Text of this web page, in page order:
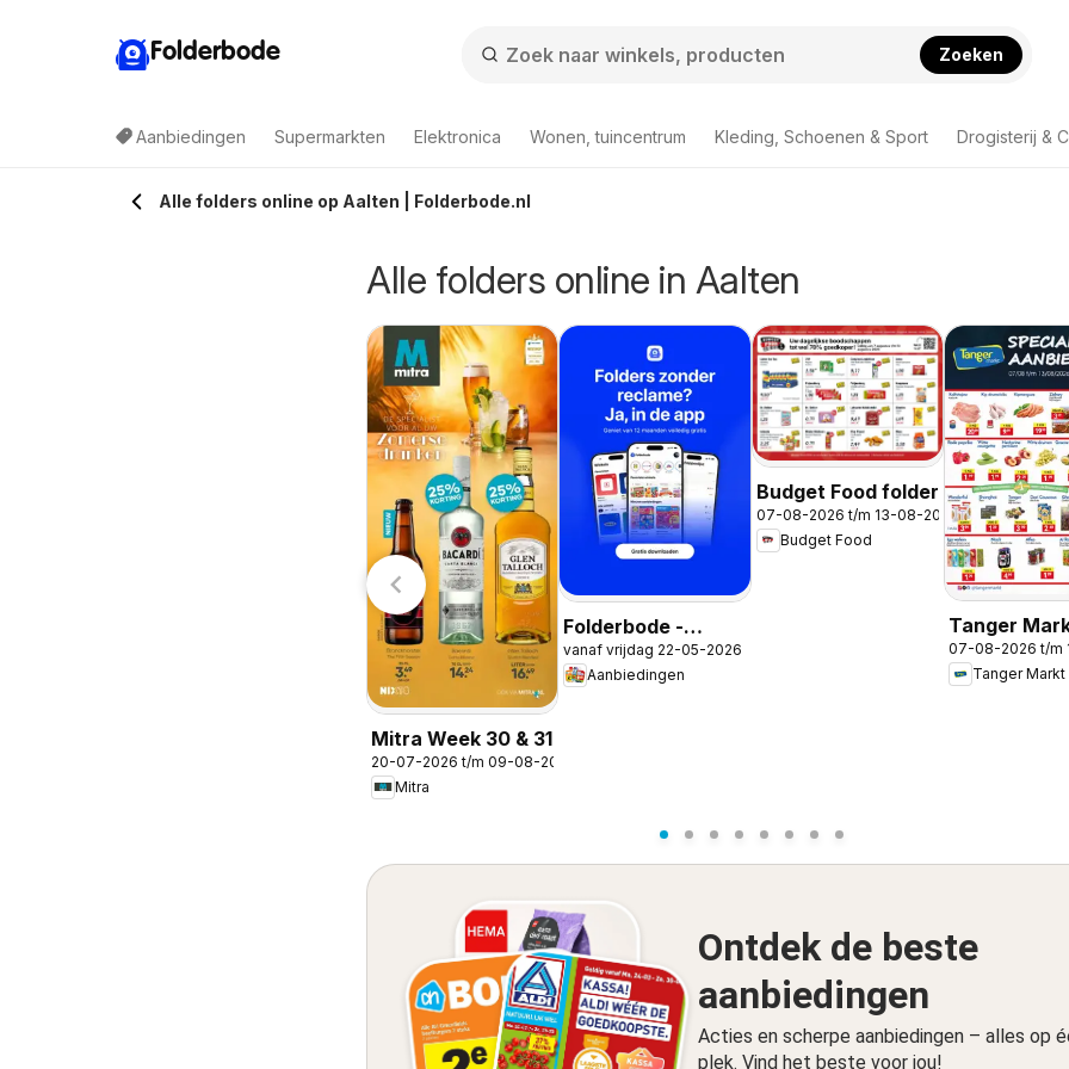
Folderbode Zoeken
Aanbiedingen Supermarkten Elektronica Wonen, tuincentrum Kleding, Schoenen & Sport Drogisterij &
Alle folders online op Aalten | Folderbode.nl
Alle folders online in Aalten
07-08-2026 t/m 09-08-2026
Mitra Week 30 & 31
20-07-2026 t/m 09-08-2026
Mitra
Folderbode -
Aanbiedingen in de
app
vanaf vrijdag 22-05-2026
Aanbiedingen
Budget Food folder
07-08-2026 t/m 13-08-2026
Budget Food
Tanger
folder
07-08-2026 t/m
Tanger Markt
Ontdek de beste
aanbiedingen
Acties en scherpe aanbiedingen – alles op
plek. Vind het beste voor jou!